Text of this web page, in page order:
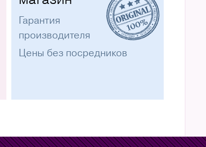
Гарантия
производителя
Цены без посредников